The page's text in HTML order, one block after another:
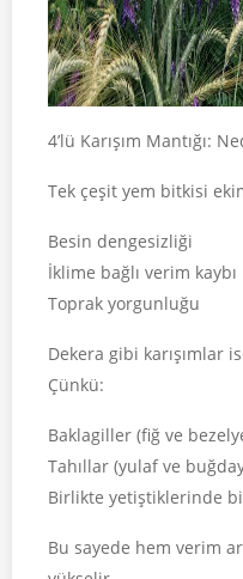
4’lü Karışım Mantığı:
Tek çeşit yem bitkisi
Besin dengesizliği
İklime bağlı verim kaybı
Toprak yorgunluğu
Dekera gibi karışımlar
Çünkü:
Baklagiller (fiğ ve
Tahıllar (yulaf ve
Birlikte yetiştiklerinde
Bu sayede hem verim